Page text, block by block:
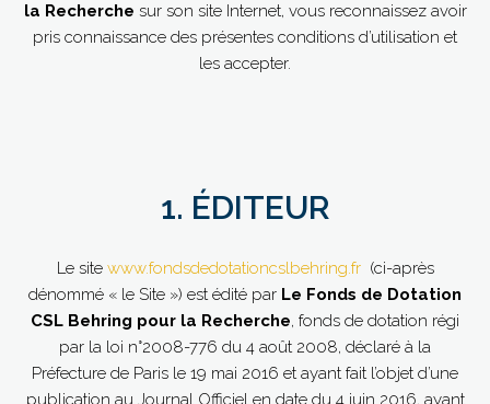
la Recherche sur son site Internet, vous reconnaissez avoir
pris connaissance des présentes conditions d’utilisation et
les accepter.
1. ÉDITEUR
Le site www.fondsdedotationcslbehring.fr(ci-après
dénommé « le Site ») est édité par Le Fonds de Dotation
CSL Behring pour la Recherche, fonds de dotation régi
par la loi n°2008-776 du 4 août 2008, déclaré à la
Préfecture de Paris le 19 mai 2016 et ayant fait l’objet d’une
publication au Journal Officiel en date du 4 juin 2016, ayant